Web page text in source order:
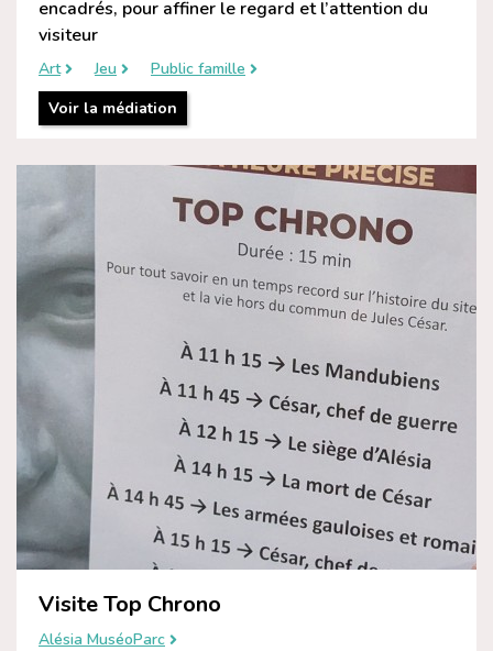
encadrés, pour affiner le regard et l’attention du
visiteur
Art Jeu
Public famille
Voir la médiation
Visite Top Chrono
Alésia MuséoParc